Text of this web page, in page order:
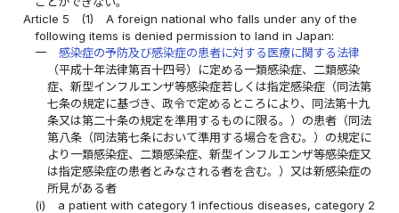
Article 5
(1)
A foreign national who falls under any of the
following items is denied permission to land in Japan:
一
感染症の予防及び感染症の患者に対する医療に関する法律
（平成十年法律第百十四号）に定める一類感染症、二類感染
症、新型インフルエンザ等感染症若しくは指定感染症（同法第
七条の規定に基づき、政令で定めるところにより、同法第十九
条又は第二十条の規定を準用するものに限る。）の患者（同法
第八条（同法第七条において準用する場合を含む。）の規定に
より一類感染症、二類感染症、新型インフルエンザ等感染症又
は指定感染症の患者とみなされる者を含む。）又は新感染症の
所見がある者
(i)
a patient with category 1 infectious diseases, category 2